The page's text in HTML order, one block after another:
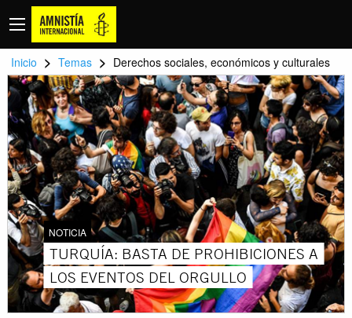
Inicio > Temas > Derechos sociales, económicos y culturales
NOTICIA
TURQUÍA: BASTA DE PROHIBICIONES A
LOS EVENTOS DEL ORGULLO